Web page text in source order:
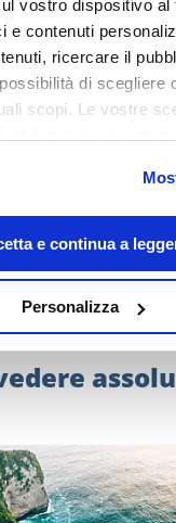
vostro dispositivo al
e contenuti
ricercare il
di scegliere
scopi. Le vostre
il proprio
sui cookie
della privacy.
informazioni sulla tua
un'approssimazione
vengono elaborati i
nella
e continua a
Personalizza